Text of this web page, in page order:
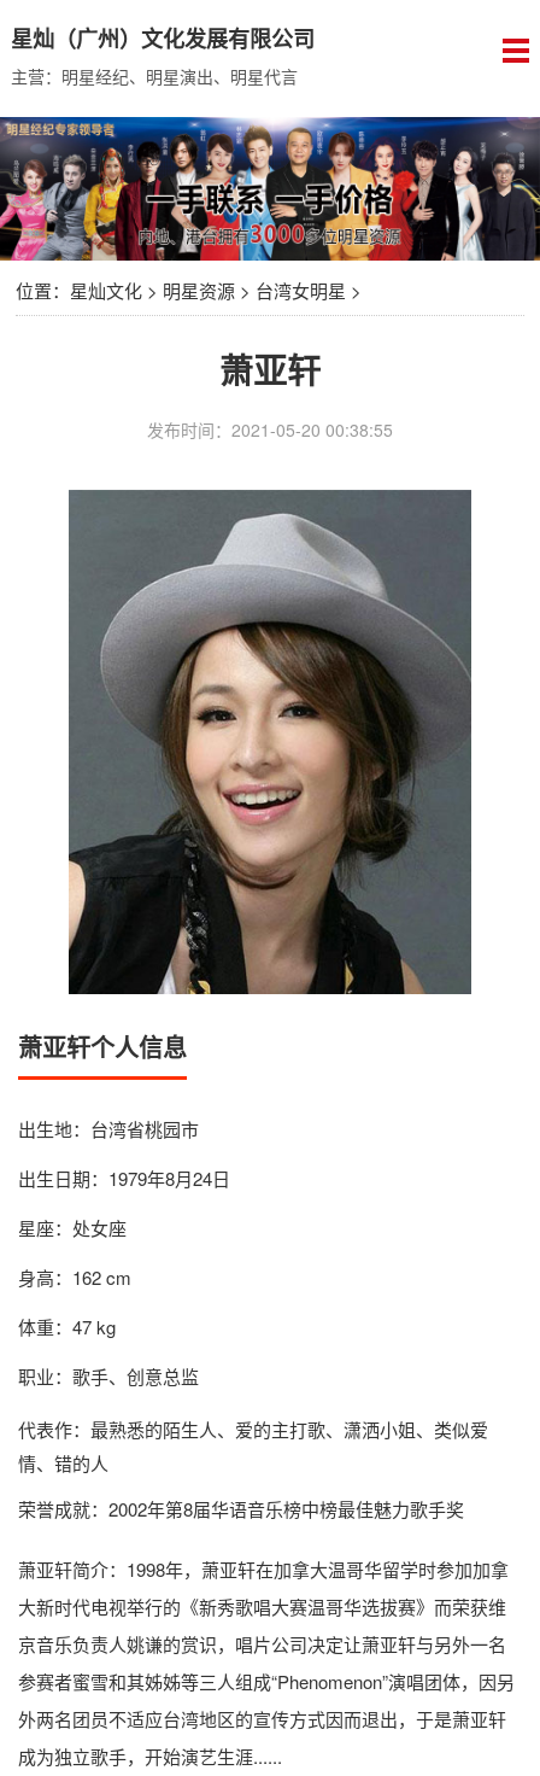
星灿（广州）文化发展有限公司
主营：明星经纪、明星演出、明星代言
位置： 星灿文化> 明星资源> 台湾女明星 >
萧亚轩
发布时间：2021-05-20 00:38:55
萧亚轩个人信息
出生地：台湾省桃园市
出生日期：1979年8月24日
星座：处女座
身高：162 cm
体重：47 kg
职业：歌手、创意总监
代表作：最熟悉的陌生人、爱的主打歌、潇洒小姐、类似爱
情、错的人
荣誉成就：2002年第8届华语音乐榜中榜最佳魅力歌手奖
萧亚轩简介：1998年，萧亚轩在加拿大温哥华留学时参加加拿
大新时代电视举行的《新秀歌唱大赛温哥华选拔赛》而荣获维
京音乐负责人姚谦的赏识，唱片公司决定让萧亚轩与另外一名
参赛者蜜雪和其姊姊等三人组成“Phenomenon”演唱团体，因另
外两名团员不适应台湾地区的宣传方式因而退出，于是萧亚轩
成为独立歌手，开始演艺生涯......